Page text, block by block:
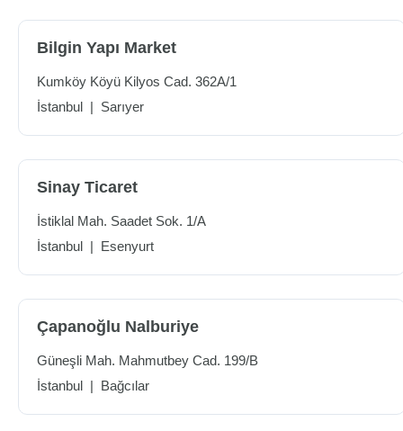
Bilgin Yapı Market
Kumköy Köyü Kilyos Cad. 362A/1
İstanbul | Sarıyer
Sinay Ticaret
İstiklal Mah. Saadet Sok. 1/A
İstanbul | Esenyurt
Çapanoğlu Nalburiye
Güneşli Mah. Mahmutbey Cad. 199/B
İstanbul | Bağcılar